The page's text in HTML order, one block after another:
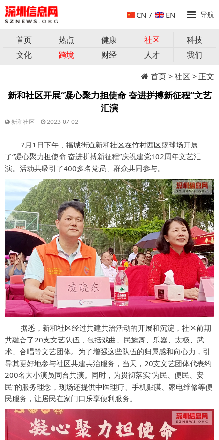
CN / EN 导航
首页 热点 健康 社区
科技
文化
跨境 财经 人才
我们
首页>社区 > 正文
新和社区开展“凝心聚力担使命 奋进拼搏新征程”文艺
汇演
新和社区 2023-07-02
7月1日下午，福城街道新和社区在竹村西区篮球场开展
了“凝心聚力担使命 奋进拼搏新征程”庆祝建党102周年文艺汇
演。活动共吸引了400多名党员、群众共同参与。
据悉，新和社区经过共建共治活动的开展和沉淀，社区前期
共融合了20支文艺队伍，包括戏曲、民族舞、乐器、太极、武
术、合唱等文艺团体。为了增强这些队伍的归属感和向心力，引
导其更好地参与社区共建共治服务，当天，20支文艺团体代表约
200名大小演员同台共演。同时，为贯彻落实“为民、便民、安
民”的服务理念，现场还提供中医理疗、手机贴膜、家电维修等便
民服务，让居民在家门口乐享便利服务。